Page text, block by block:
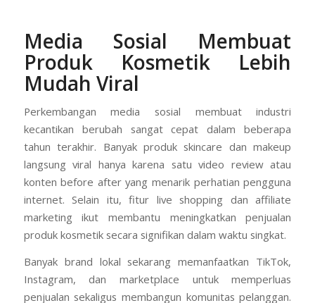
Media Sosial Membuat
Produk Kosmetik Lebih
Mudah Viral
Perkembangan media sosial membuat industri
kecantikan berubah sangat cepat dalam beberapa
tahun terakhir. Banyak produk skincare dan makeup
langsung viral hanya karena satu video review atau
konten before after yang menarik perhatian pengguna
internet. Selain itu, fitur live shopping dan affiliate
marketing ikut membantu meningkatkan penjualan
produk kosmetik secara signifikan dalam waktu singkat.
Banyak brand lokal sekarang memanfaatkan TikTok,
Instagram, dan marketplace untuk memperluas
penjualan sekaligus membangun komunitas pelanggan.